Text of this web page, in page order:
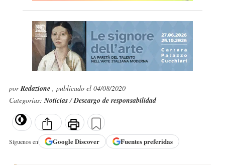
porRedazione , publicado el 04/08/2020
Categorías:Noticias/Descargo de responsabilidad
Síguenos en GoogleDiscover Fuentes preferidas